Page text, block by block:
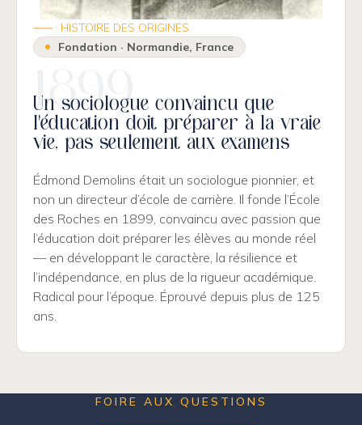
HISTOIRE DES ORIGINES
Fondation · Normandie, France
Un sociologue convaincu que
l’éducation doit préparer à la vraie
vie, pas seulement aux examens
Édmond Demolins était un sociologue pionnier, et
non un directeur d’école de carrière. Il fonde l’École
des Roches en 1899, convaincu avec passion que
l’éducation doit préparer les élèves au monde réel
— en développant le caractère, la résilience et
l’indépendance, en plus de la rigueur académique.
Radical pour l’époque. Éprouvé depuis plus de 125
ans.
1899
FOIRE AUX QUESTIONS